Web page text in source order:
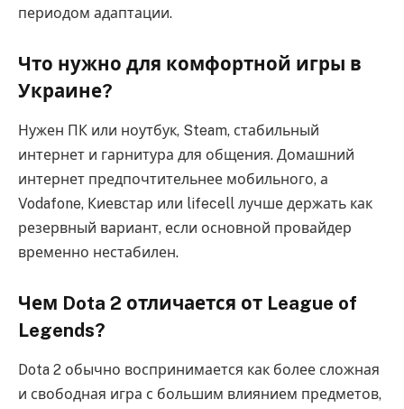
периодом адаптации.
Что нужно для комфортной игры в
Украине?
Нужен ПК или ноутбук, Steam, стабильный
интернет и гарнитура для общения. Домашний
интернет предпочтительнее мобильного, а
Vodafone, Киевстар или lifecell лучше держать как
резервный вариант, если основной провайдер
временно нестабилен.
Чем Dota 2 отличается от League of
Legends?
Dota 2 обычно воспринимается как более сложная
и свободная игра с большим влиянием предметов,